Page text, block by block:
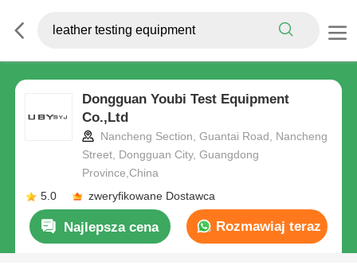
Dongguan Youbi Test Equipment
Co.,Ltd
Nancheng Section, Guantai Road, Nancheng
Street, Dongguan City, Guangdong
Province,China
5.0
zweryfikowane Dostawca
Najlepsza cena Rozmawiaj teraz